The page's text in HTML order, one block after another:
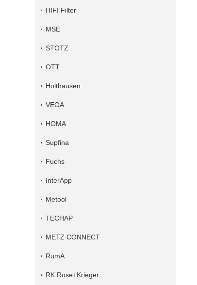
HIFI Filter
MSE
STOTZ
OTT
Holthausen
VEGA
HOMA
Supfina
Fuchs
InterApp
Metool
TECHAP
METZ CONNECT
RumA
RK Rose+Krieger